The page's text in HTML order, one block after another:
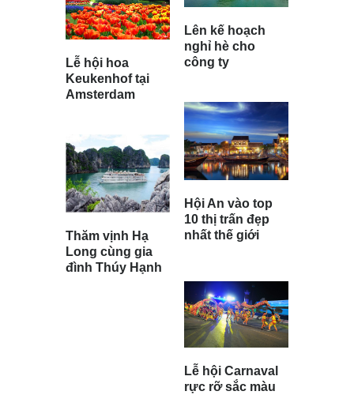
Lễ hội hoa
Keukenhof tại
Amsterdam
Thăm vịnh Hạ
Long cùng gia
đình Thúy Hạnh
Lên kế hoạch
nghỉ hè cho
công ty
Hội An vào top
10 thị trấn đẹp
nhất thế giới
Lễ hội Carnaval
rực rỡ sắc màu